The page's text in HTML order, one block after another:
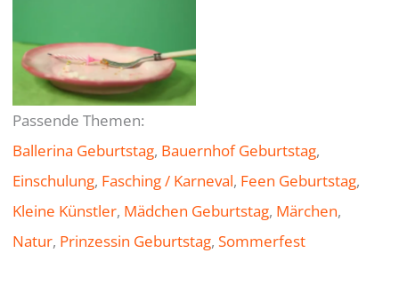
Passende Themen:
Ballerina Geburtstag, Bauernhof Geburtstag
Einschulung, Fasching / Karneval, Feen Geburtstag
Kleine Künstler, Mädchen Geburtstag, Märchen
Natur, Prinzessin Geburtstag, Sommerfest